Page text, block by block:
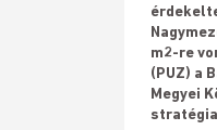
m2-re
(PUZ) a
Megyei